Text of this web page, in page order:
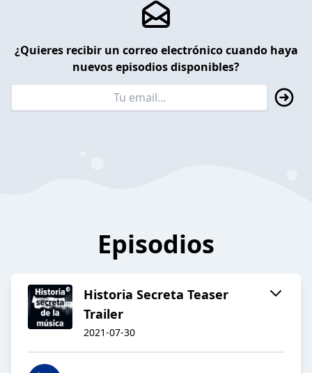
¿Quieres recibir un correo electrónico cuando haya
nuevos episodios disponibles?
Episodios
Historia Secreta Teaser
Trailer
2021-07-30